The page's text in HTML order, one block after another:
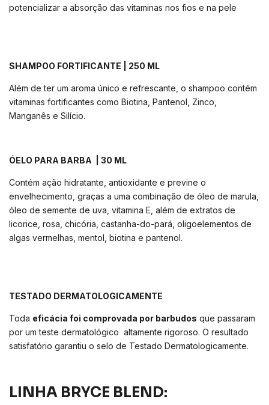
potencializar a absorção das vitaminas nos fios e na pele
SHAMPOO FORTIFICANTE | 250 ML
Além de ter um aroma único e refrescante, o shampoo contém
vitaminas fortificantes como Biotina, Pantenol, Zinco,
Manganês e Silício.
ÓELO PARA BARBA | 30 ML
Contém ação hidratante, antioxidante e previne o
envelhecimento, graças a uma combinação de óleo de marula,
óleo de semente de uva, vitamina E, além de extratos de
licorice, rosa, chicória, castanha-do-pará, oligoelementos de
algas vermelhas, mentol, biotina e pantenol.
TESTADO DERMATOLOGICAMENTE
Toda eficácia foi comprovada por barbudos que passaram
por um teste dermatológico altamente rigoroso. O resultado
satisfatório garantiu o selo de Testado Dermatologicamente.
LINHA BRYCE BLEND: